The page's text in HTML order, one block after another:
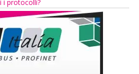
i protocolli?